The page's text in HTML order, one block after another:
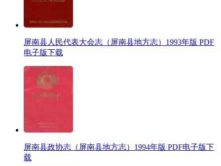
屏南县人民代表大会志（屏南县地方志）1993年版 PDF
电子版下载
屏南县政协志（屏南县地方志）1994年版 PDF电子版下
载